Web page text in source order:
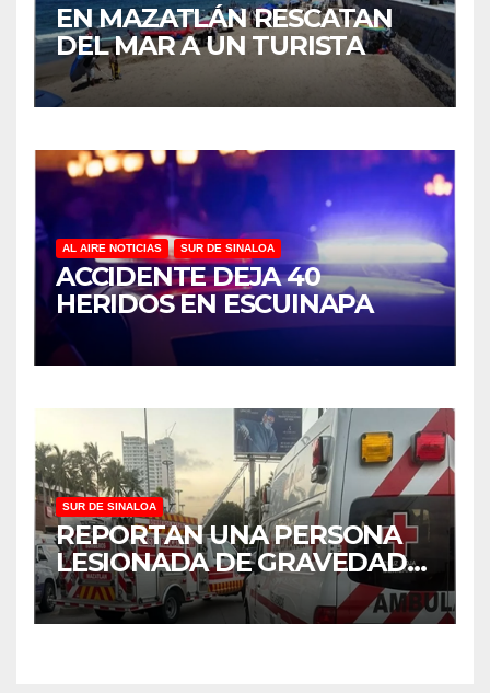
EN MAZATLÁN RESCATAN
DEL MAR A UN TURISTA
AL AIRE NOTICIAS SUR DE SINALOA
ACCIDENTE DEJA 40
HERIDOS EN ESCUINAPA
SUR DE SINALOA
REPORTAN UNA PERSONA
LESIONADA DE GRAVEDAD
TRAS CHOQUE EN
MAZATLÁN